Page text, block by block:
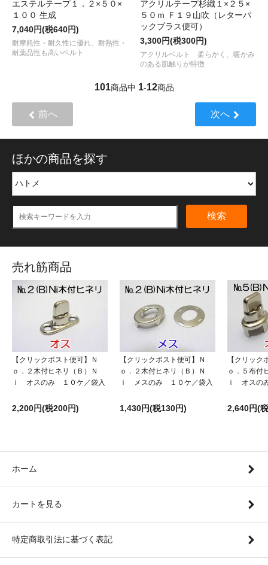
エステルテープ１．２×５０×
１００ 生成
7,040円(税640円)
耐摩耗性・耐久性に優れ、耐熱性・
耐薬品性も高いベルト
アクリルテープ杉織１×２５×
５０ｍ Ｆ１９山吹（レターパ
ックプラス便可）
3,300円(税300円)
アクリルベルト 柔らかく、暖かみ
のある肌触りが特徴
101商品中 1-12商品
前へ 次へ
ほかの商品を探す
検索
売れ筋商品
【クリックポスト便可】Ｎ
ｏ．２木付ヒネリ（Ｂ）Ｎ
ｉ オスのみ １０ケ／袋入
2,200円(税200円)
【クリックポスト便可】Ｎ
ｏ．２木付ヒネリ（Ｂ）Ｎ
ｉ メスのみ １０ケ／袋入
1,430円(税130円)
【クリック
ｏ．５布付
ｉ オスの
2,640円(
ホーム
カートを見る
特定商取引法に基づく表記